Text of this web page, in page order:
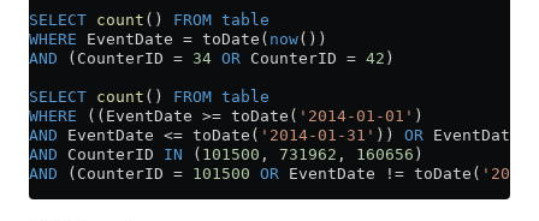
SELECT count () FROM table
WHERE EventDate = toDate( now())
AND (CounterID = 34 OR CounterID = 42 )
SELECT count () FROM table
WHERE ((EventDate >= toDate( '2014-01-01' )
AND EventDate <= toDate( '2014-01-31' )) OR EventDate
AND CounterID IN ( 101500 , 731962 , 160656 )
AND (CounterID = 101500 OR EventDate != toDate(